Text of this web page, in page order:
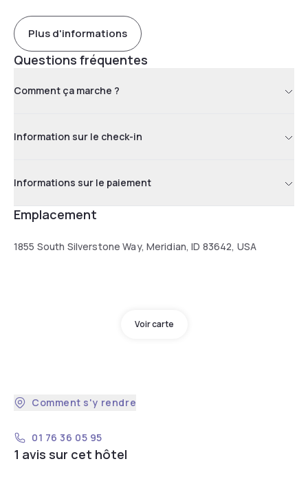
Plus d'informations
Questions fréquentes
Comment ça marche ?
Information sur le check-in
Informations sur le paiement
Emplacement
1855 South Silverstone Way, Meridian, ID 83642, USA
Voir carte
Comment s'y rendre
01 76 36 05 95
1 avis sur cet hôtel